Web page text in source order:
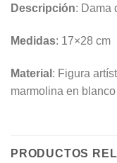
Descripción: Dama
Medidas: 17×28 cm
Material : Figura
marmolina en blanco
PRODUCTOS